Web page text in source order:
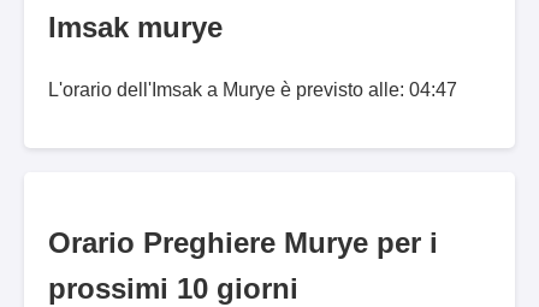
Imsak murye
L'orario dell'Imsak a Murye è previsto alle: 04:47
Orario Preghiere Murye per i
prossimi 10 giorni